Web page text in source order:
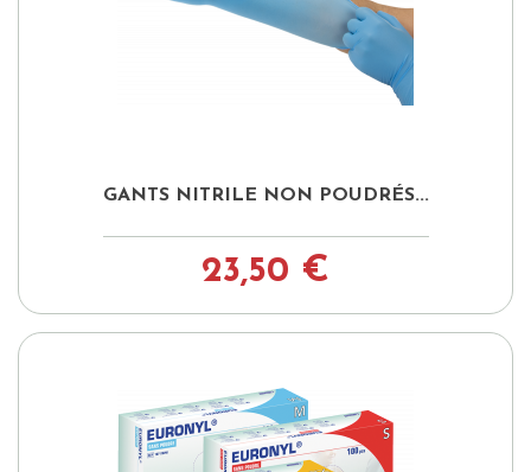
GANTS NITRILE NON POUDRÉS...
23,50 €